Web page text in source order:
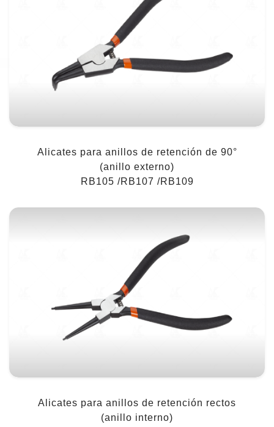
Alicates para anillos de retención de 90°
(anillo externo)
RB105 /RB107 /RB109
Alicates para anillos de retención rectos
(anillo interno)